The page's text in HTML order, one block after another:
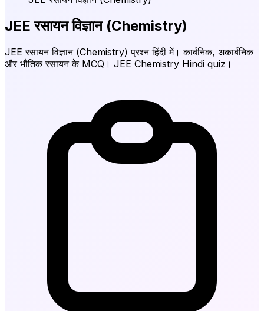
JEE रसायन विज्ञान (Chemistry)
JEE रसायन विज्ञान (Chemistry) प्रश्न हिंदी में। कार्बनिक, अकार्बनिक
और भौतिक रसायन के MCQ। JEE Chemistry Hindi quiz।